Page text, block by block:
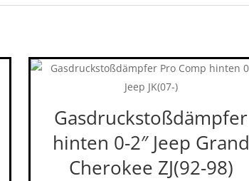
Gasdruckstoßdämpfer
hinten 0-2″ Jeep Grand
Cherokee ZJ(92-98)